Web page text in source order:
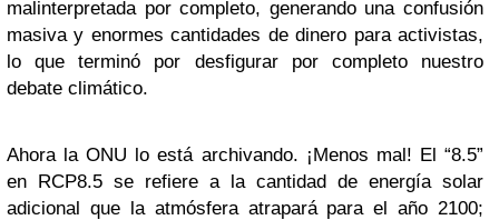
malinterpretada por completo, generando una confusión
masiva y enormes cantidades de dinero para activistas,
lo que terminó por desfigurar por completo nuestro
debate climático.
Ahora la ONU lo está archivando. ¡Menos mal! El “8.5”
en RCP8.5 se refiere a la cantidad de energía solar
adicional que la atmósfera atrapará para el año 2100;